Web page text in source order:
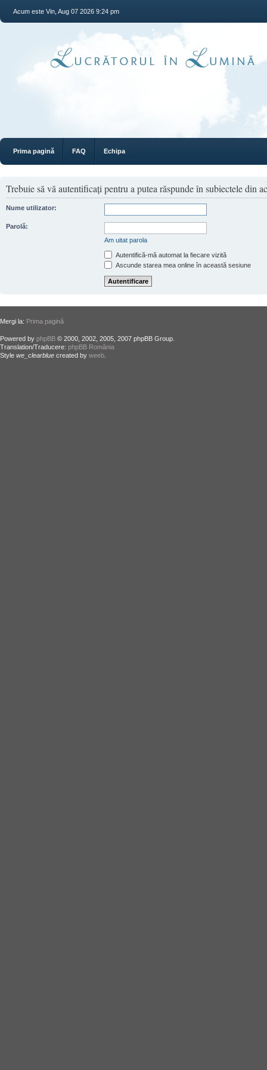
Acum este Vin, Aug 07 2026 9:24 pm
Prima pagină FAQ Echipa
Trebuie să vă autentificaţi pentru a putea răspunde în subiectele din
Nume utilizator:
Parolă:
Am uitat parola
Autentifică-mă automat la fiecare vizită
Ascunde starea mea online în această sesiune
Mergi la: Prima pagină
Powered by phpBB © 2000, 2002, 2005, 2007 phpBB Group.
Translation/Traducere: phpBB România
Style we_clearblue created by weeb